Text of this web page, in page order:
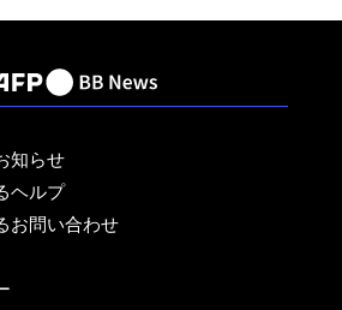
知らせ
ヘルプ
お問い合わせ